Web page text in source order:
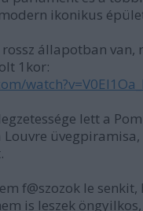
ikonikus
állapotban van,
1kor:
lett a
Louvre
f@szozok le senkit,
is leszek